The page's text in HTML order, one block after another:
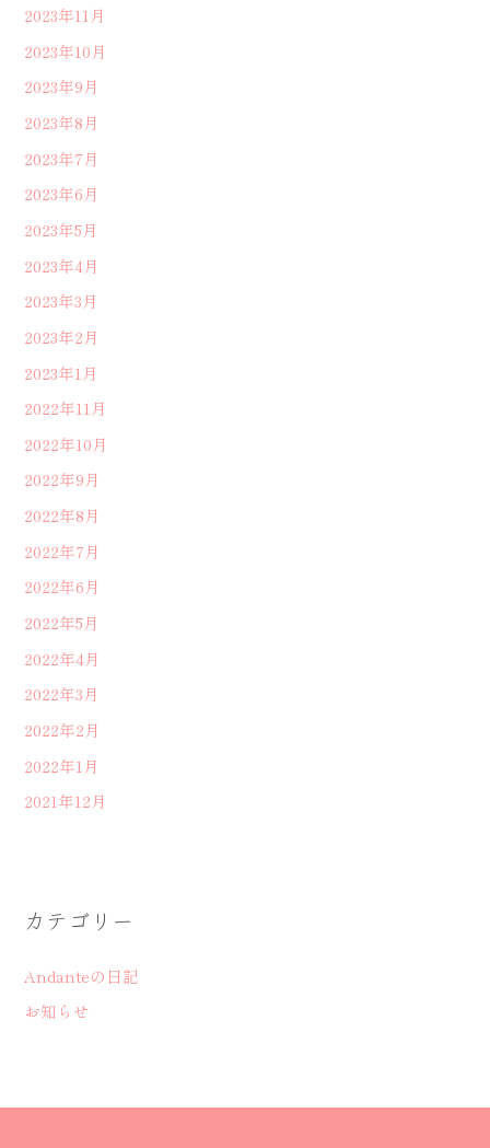
2023年11月
2023年10月
2023年9月
2023年8月
2023年7月
2023年6月
2023年5月
2023年4月
2023年3月
2023年2月
2023年1月
2022年11月
2022年10月
2022年9月
2022年8月
2022年7月
2022年6月
2022年5月
2022年4月
2022年3月
2022年2月
2022年1月
2021年12月
カテゴリー
Andanteの日記
お知らせ